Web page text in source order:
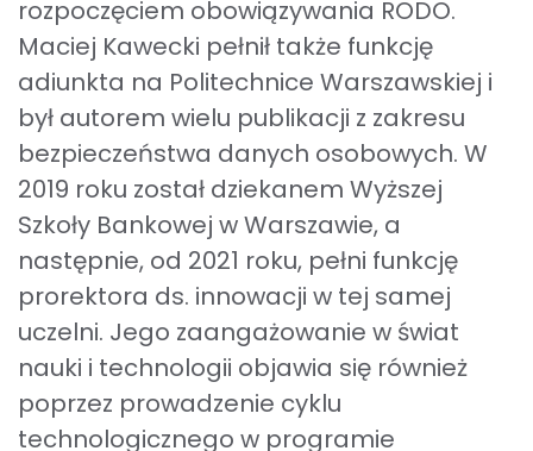
rozpoczęciem obowiązywania RODO.
Maciej Kawecki pełnił także funkcję
adiunkta na Politechnice Warszawskiej i
był autorem wielu publikacji z zakresu
bezpieczeństwa danych osobowych. W
2019 roku został dziekanem Wyższej
Szkoły Bankowej w Warszawie, a
następnie, od 2021 roku, pełni funkcję
prorektora ds. innowacji w tej samej
uczelni. Jego zaangażowanie w świat
nauki i technologii objawia się również
poprzez prowadzenie cyklu
technologicznego w programie